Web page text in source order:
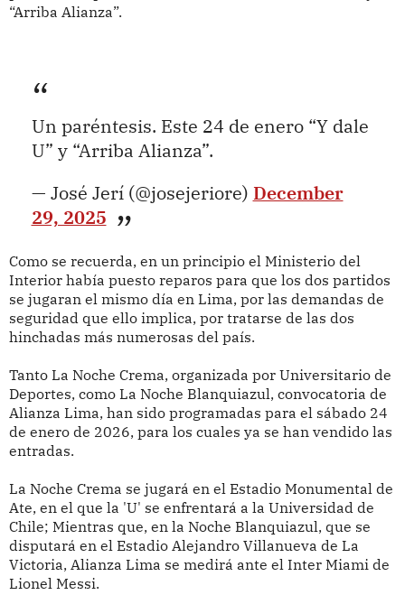
“Arriba Alianza”.
Un paréntesis. Este 24 de enero “Y dale
U” y “Arriba Alianza”.
— José Jerí (@josejeriore) December
29, 2025
Como se recuerda, en un principio el Ministerio del
Interior había puesto reparos para que los dos partidos
se jugaran el mismo día en Lima, por las demandas de
seguridad que ello implica, por tratarse de las dos
hinchadas más numerosas del país.
Tanto La Noche Crema, organizada por Universitario de
Deportes, como La Noche Blanquiazul, convocatoria de
Alianza Lima, han sido programadas para el sábado 24
de enero de 2026, para los cuales ya se han vendido las
entradas.
La Noche Crema se jugará en el Estadio Monumental de
Ate, en el que la 'U' se enfrentará a la Universidad de
Chile; Mientras que, en la Noche Blanquiazul, que se
disputará en el Estadio Alejandro Villanueva de La
Victoria, Alianza Lima se medirá ante el Inter Miami de
Lionel Messi.